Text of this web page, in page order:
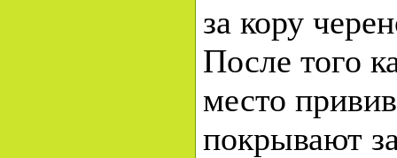
за кору
После того
место
покрывают